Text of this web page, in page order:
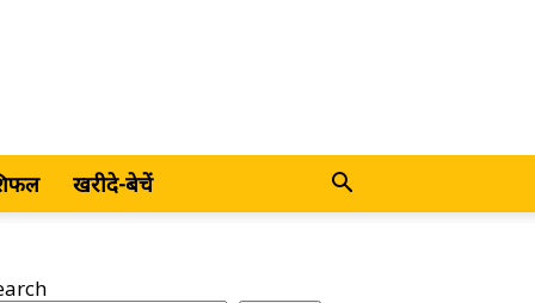
खरीदे-बेचें